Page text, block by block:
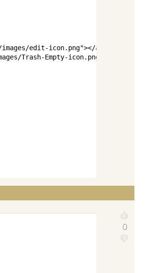
edit-icon.png"></a
Trash-Empty-icon.png